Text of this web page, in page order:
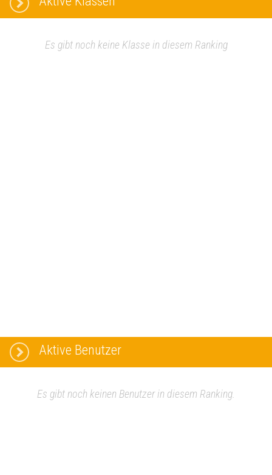
Es gibt noch keine Klasse in diesem Ranking
Aktive Benutzer
Es gibt noch keinen Benutzer in diesem Ranking.